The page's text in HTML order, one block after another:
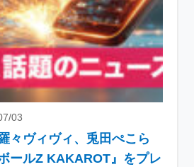
03
々ヴィヴィ、兎田ぺこら
ールZ KAKAROT』をプレ